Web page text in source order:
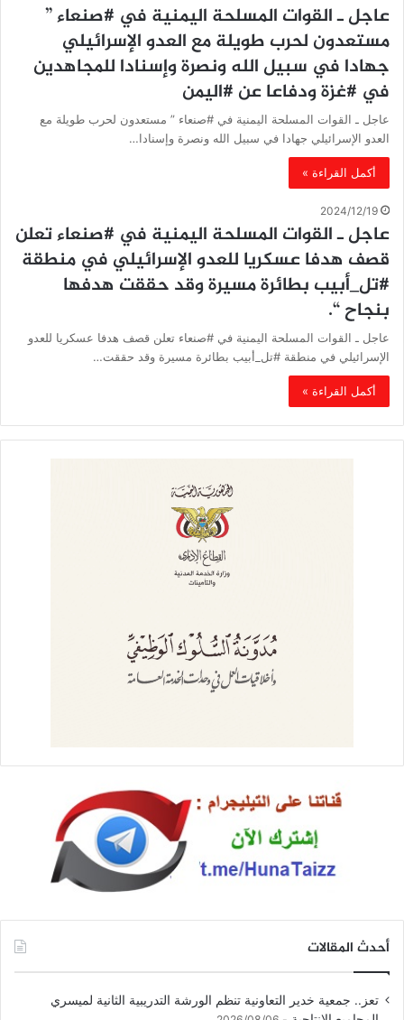
عاجل ـ القوات المسلحة اليمنية في #صنعاء ”
مستعدون لحرب طويلة مع العدو الإسرائيلي
جهادا في سبيل الله ونصرة وإسنادا للمجاهدين
في #غزة ودفاعا عن #اليمن
عاجل ـ القوات المسلحة اليمنية في #صنعاء ” مستعدون لحرب طويلة مع
العدو الإسرائيلي جهادا في سبيل الله ونصرة وإسنادا…
أكمل القراءة »
2024/12/19
عاجل ـ القوات المسلحة اليمنية في #صنعاء تعلن
قصف هدفا عسكريا للعدو الإسرائيلي في منطقة
#تل_أبيب بطائرة مسيرة وقد حققت هدفها
بنجاح “.
عاجل ـ القوات المسلحة اليمنية في #صنعاء تعلن قصف هدفا عسكريا للعدو
الإسرائيلي في منطقة #تل_أبيب بطائرة مسيرة وقد حققت…
أكمل القراءة »
أحدث المقالات
تعز.. جمعية خدير التعاونية تنظم الورشة التدريبية الثانية لميسري